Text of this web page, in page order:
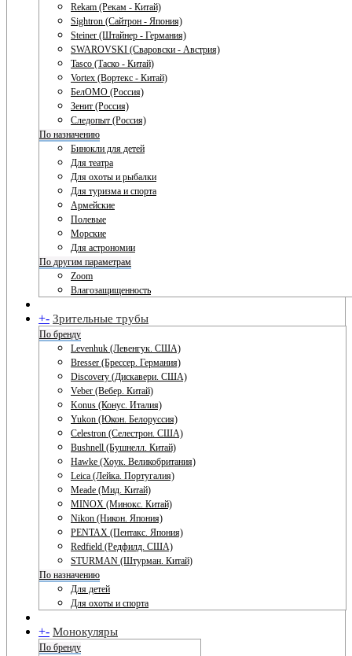
Rekam (Рекам - Китай)
Sightron (Сайтрон - Япония)
Steiner (Штайнер - Германия)
SWAROVSKI (Сваровски - Австрия)
Tasco (Таско - Китай)
Vortex (Вортекс - Китай)
БелОМО (Россия)
Зенит (Россия)
Следопыт (Россия)
По назначению
Бинокли для детей
Для театра
Для охоты и рыбалки
Для туризма и спорта
Армейские
Полевые
Морские
Для астрономии
По другим параметрам
Zoom
Влагозащищенность
+- Зрительные трубы
По бренду
Levenhuk (Левенгук. США)
Bresser (Брессер. Германия)
Discovery (Дискавери. США)
Veber (Вебер. Китай)
Konus (Конус. Италия)
Yukon (Юкон. Белоруссия)
Celestron (Селестрон. США)
Bushnell (Бушнелл. Китай)
Hawke (Хоук. Великобритания)
Leica (Лейка. Португалия)
Meade (Мид. Китай)
MINOX (Минокс. Китай)
Nikon (Никон. Япония)
PENTAX (Пентакс. Япония)
Redfield (Редфилд. США)
STURMAN (Штурман. Китай)
По назначению
Для детей
Для охоты и спорта
+- Монокуляры
По бренду